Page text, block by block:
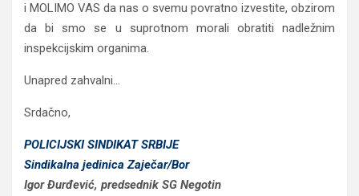
i MOLIMO VAS da nas o svemu povratno izvestite, obzirom
da bi smo se u suprotnom morali obratiti nadležnim
inspekcijskim organima.
Unapred zahvalni…
Srdačno,
POLICIJSKI SINDIKAT SRBIJE
Sindikalna jedinica Zaječar/Bor
Igor Đurđević, predsednik SG Negotin